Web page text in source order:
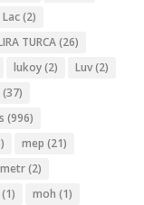
Lac(2)
TURCA(26)
lukoy(2) Luv(2)
(37)
(996)
mep (21)
metr(2)
(1) moh (1)